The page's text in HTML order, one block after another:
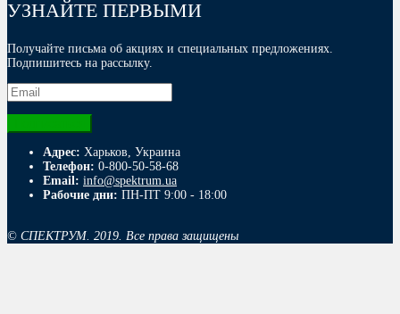
УЗНАЙТЕ ПЕРВЫМИ
Получайте письма об акциях и специальных предложениях.
Подпишитесь на рассылку.
Адрес: Харьков, Украина
Телефон: 0-800-50-58-68
Email: info@spektrum.ua
Рабочие дни: ПН-ПТ 9:00 - 18:00
© СПЕКТРУМ. 2019. Все права защищены